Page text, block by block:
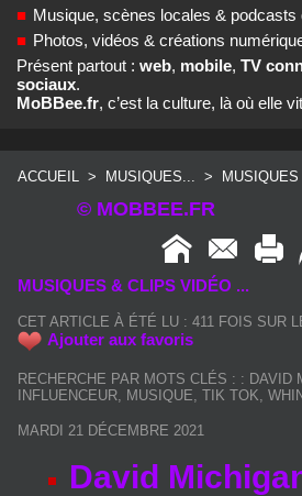
■ Musique, scènes locales & podcasts
■ Photos, vidéos & créations
Présent partout : web, mobile, TV
sociaux.
MoBBee.fr, c’est la culture, là où elle
ACCUEIL > MUSIQUES... >
© MOBBEE.FR
MUSIQUES & CLIPS VIDÉO ...
CET ARTICLE À ÉTÉ LU : 411 FOIS SUR
Ajouter aux favoris
RECHERCHE PAR MOTS CLÉS : : DAVID
INFLUENCEUR MUSIQUE TIK TOK
MARDI 21 DÉCEMBRE 2021
David